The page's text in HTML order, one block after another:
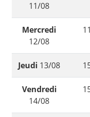
11/08
Mercredi
12/08
Jeudi 13/08
Vendredi
14/08